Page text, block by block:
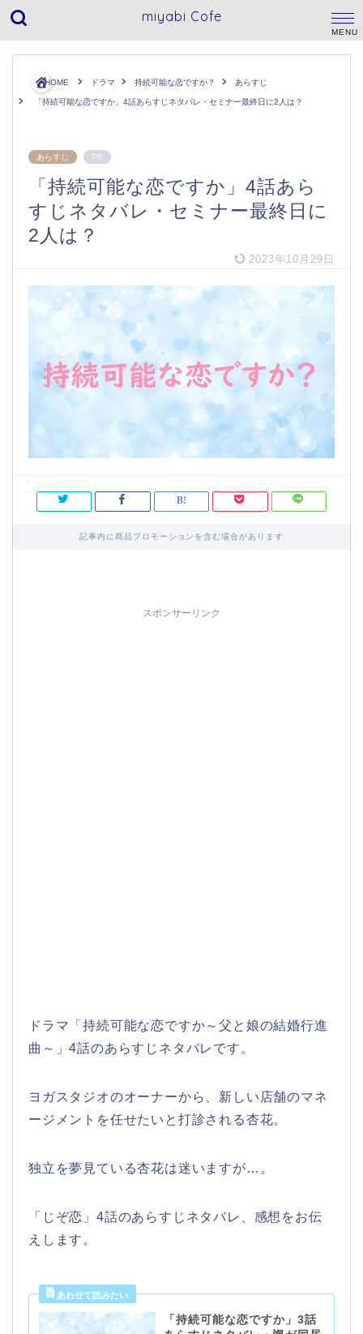
miyabi Cofe
HOME ドラマ 持続可能な恋ですか？ あらすじ
「持続可能な恋ですか」4話あらすじネタバレ・セミナー最終日に2人は？
あらすじ PR
「持続可能な恋ですか」4話あら
すじネタバレ・セミナー最終日に
2人は？
2023年10月29日
記事内に商品プロモーションを含む場合があります
スポンサーリンク
ドラマ「持続可能な恋ですか～父と娘の結婚行進
曲～」4話のあらすじネタバレです。
ヨガスタジオのオーナーから、新しい店舗のマネ
ージメントを任せたいと打診される杏花。
独立を夢見ている杏花は迷いますが…。
「じぞ恋」4話のあらすじネタバレ、感想をお伝
えします。
「持続可能な恋ですか」3話